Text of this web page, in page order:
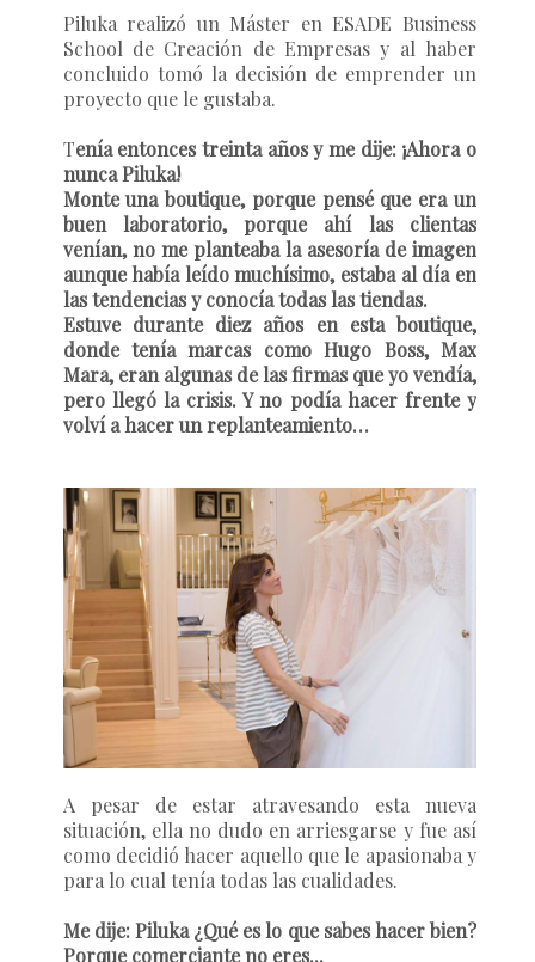
Piluka realizó un Máster en ESADE Business
School de Creación de Empresas y al haber
concluido tomó la decisión de emprender un
proyecto que le gustaba.
Tenía entonces treinta años y me dije: ¡Ahora o
nunca Piluka!
Monte una boutique, porque pensé que era un
buen laboratorio, porque ahí las clientas
venían, no me planteaba la asesoría de imagen
aunque había leído muchísimo, estaba al día en
las tendencias y conocía todas las tiendas.
Estuve durante diez años en esta boutique,
donde tenía marcas como Hugo Boss, Max
Mara, eran algunas de las firmas que yo vendía,
pero llegó la crisis. Y no podía hacer frente y
volví a hacer un replanteamiento…
A pesar de estar atravesando esta nueva
situación, ella no dudo en arriesgarse y fue así
como decidió hacer aquello que le apasionaba y
para lo cual tenía todas las cualidades.
Me dije: Piluka ¿Qué es lo que sabes hacer bien?
Porque comerciante no eres...